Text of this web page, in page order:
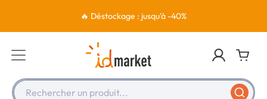
🔥 Déstockage : jusqu'à -40%
Rechercher un produit...